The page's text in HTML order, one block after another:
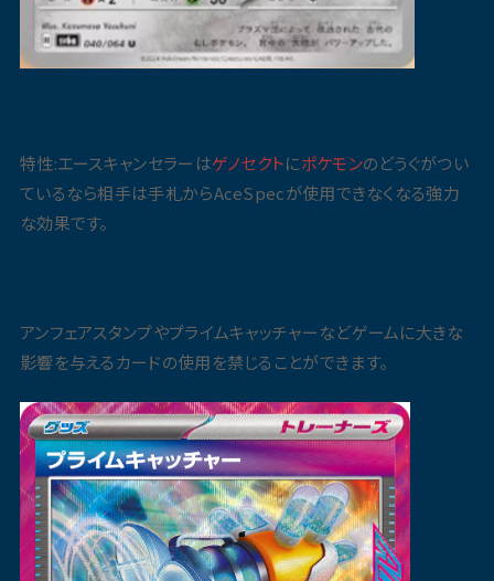
特性:エースキャンセラーはゲノセクトにポケモンのどうぐがつい
ているなら相手は手札からAceSpecが使用できなくなる強力
な効果です。
アンフェアスタンプやプライムキャッチャーなどゲームに大きな
影響を与えるカードの使用を禁じることができます。